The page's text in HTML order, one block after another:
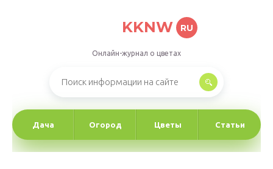
KKNW RU
Онлайн-журнал о цветах
Дача Огород Цветы Статьи